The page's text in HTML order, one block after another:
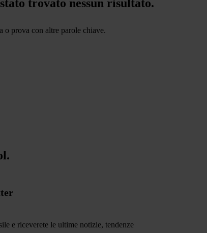
trovato nessun risultato.
o prova con altre parole chiave.
e riceverete le ultime notizie, tendenze